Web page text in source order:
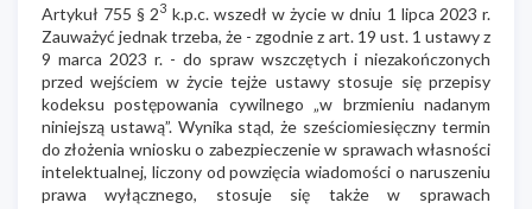
Artykuł 755 § 23 k.p.c. wszedł w życie w dniu 1 lipca 2023 r.
Zauważyć jednak trzeba, że - zgodnie z art. 19 ust. 1 ustawy z
9 marca 2023 r. - do spraw wszczętych i niezakończonych
przed wejściem w życie tejże ustawy stosuje się przepisy
kodeksu postępowania cywilnego „w brzmieniu nadanym
niniejszą ustawą”. Wynika stąd, że sześciomiesięczny termin
do złożenia wniosku o zabezpieczenie w sprawach własności
intelektualnej, liczony od powzięcia wiadomości o naruszeniu
prawa wyłącznego, stosuje się także w sprawach